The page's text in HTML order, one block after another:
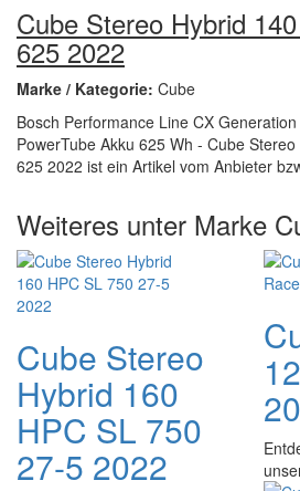
Cube Stereo Hybrid
625 2022
Marke / Kategorie: Cube
Bosch Performance Line CX
PowerTube Akku 625 Wh - Cube
625 2022 ist ein Artikel vom Anbieter
Weiteres unter Marke
Cube Stereo
Hybrid 160
HPC SL 750
27-5 2022